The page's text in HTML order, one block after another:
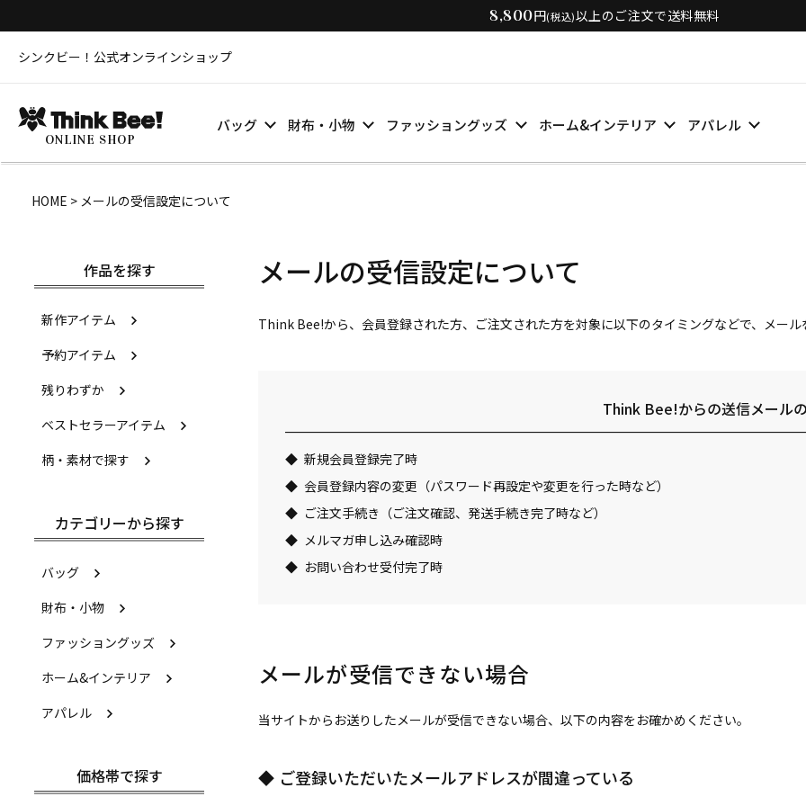
8,800円(税込)以上のご注文で送料無料
シンクビー！公式オンラインショップ
ONLINE SHOP
バッグ 財布・小物 ファッショングッズ ホーム&インテリア アパレル
HOME メールの受信設定について
メールの受信設定について
Think Bee!から、会員登録された方、ご注文された方を対象に以下のタイミングなどで、メール
Think Bee!からの送信メール
新規会員登録完了時
会員登録内容の変更（パスワード再設定や変更を行った時など）
ご注文手続き（ご注文確認、発送手続き完了時など）
メルマガ申し込み確認時
お問い合わせ受付完了時
メールが受信できない場合
当サイトからお送りしたメールが受信できない場合、以下の内容をお確かめください。
ご登録いただいたメールアドレスが間違っている
作品を探す
新作アイテム
予約アイテム
残りわずか
ベストセラーアイテム
柄・素材で探す
カテゴリーから探す
バッグ
財布・小物
ファッショングッズ
ホーム&インテリア
アパレル
価格帯で探す